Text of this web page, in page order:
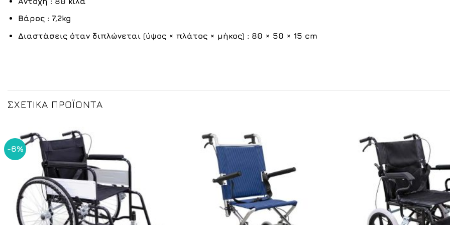
Βάρος : 7,2kg
Διαστάσεις όταν διπλώνεται (ύψος × πλάτος × μήκος) : 80 × 50 × 15 cm
ΣΧΕΤΙΚΆ ΠΡΟΪΌΝΤΑ
-6%